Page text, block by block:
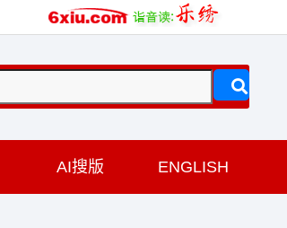
AI搜版 ENGLISH